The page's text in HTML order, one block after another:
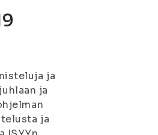
ja
ja
ja